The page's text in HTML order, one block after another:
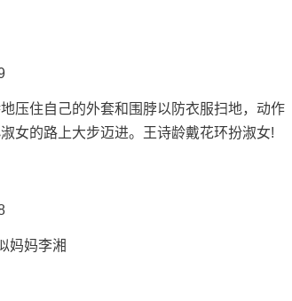
压住自己的外套和围脖以防衣服扫地，动作
女的路上大步迈进。王诗龄戴花环扮淑女!
妈妈李湘